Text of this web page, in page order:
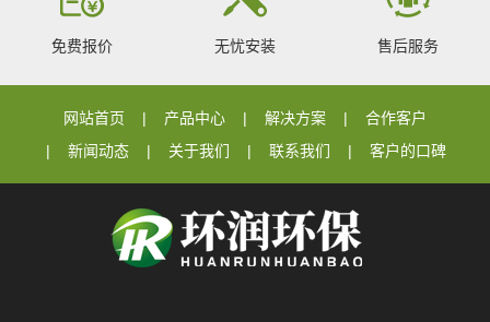
免费报价 无忧安装 售后服务
网站首页 产品中心 解决方案
合作客户
新闻动态
关于我们 联系我们 客户的口碑